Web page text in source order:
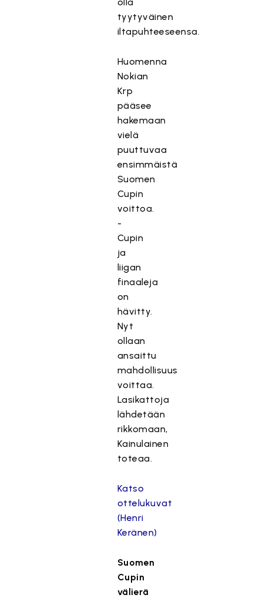
tyytyväinen
iltapuhteeseensa.
Huomenna
Nokian
Krp
pääsee
hakemaan
vielä
puuttuvaa
ensimmäistä
Suomen
Cupin
voittoa.
-
Cupin
ja
liigan
finaaleja
on
hävitty.
Nyt
ollaan
ansaittu
mahdollisuus
voittaa.
Lasikattoja
lähdetään
rikkomaan,
Kainulainen
toteaa.
Katso
ottelukuvat
(Henri
Keränen)
Suomen
Cupin
välierä